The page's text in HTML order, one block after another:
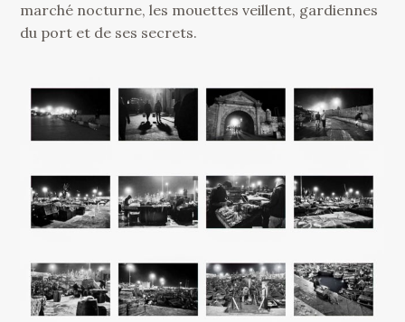
marché nocturne, les mouettes veillent, gardiennes
du port et de ses secrets.